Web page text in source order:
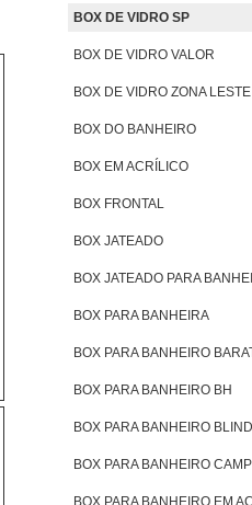
BOX DE VIDRO SP
BOX DE VIDRO VALOR
BOX DE VIDRO ZONA LESTE
BOX DO BANHEIRO
BOX EM ACRÍLICO
BOX FRONTAL
BOX JATEADO
BOX JATEADO PARA
BOX PARA BANHEIRA
BOX PARA BANHEIRO
BOX PARA BANHEIRO BH
BOX PARA BANHEIRO
BOX PARA BANHEIRO
BOX PARA BANHEIRO EM